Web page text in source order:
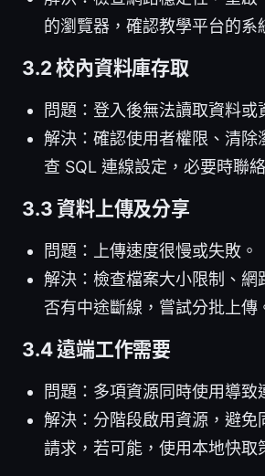
的瀏覽器，確認教學平台的系
3.2 校內資料庫存取
問題：登入後無法讀取資料或
解決：確認使用者權限、清除
查 SQL 連線設定，必要時聯
3.3 資料上傳及分享
問題：上傳速度很慢或失敗。
解決：檢查檔案大小限制、網
否有中途斷線，嘗試分批上傳
3.4 遠端工作需要
問題：多項資源同時使用導致
解決：分階段啟用資源，避免
請求，若可能，使用本地快取